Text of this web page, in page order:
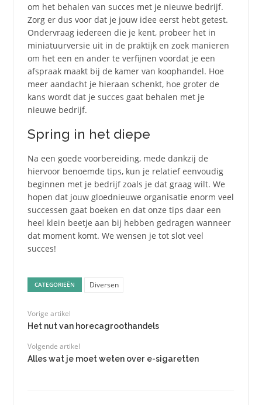
om het behalen van succes met je nieuwe bedrijf.
Zorg er dus voor dat je jouw idee eerst hebt getest.
Ondervraag iedereen die je kent, probeer het in
miniatuurversie uit in de praktijk en zoek manieren
om het een en ander te verfijnen voordat je een
afspraak maakt bij de kamer van koophandel. Hoe
meer aandacht je hieraan schenkt, hoe groter de
kans wordt dat je succes gaat behalen met je
nieuwe bedrijf.
Spring in het diepe
Na een goede voorbereiding, mede dankzij de
hiervoor benoemde tips, kun je relatief eenvoudig
beginnen met je bedrijf zoals je dat graag wilt. We
hopen dat jouw gloednieuwe organisatie enorm veel
successen gaat boeken en dat onze tips daar een
heel klein beetje aan bij hebben gedragen wanneer
dat moment komt. We wensen je tot slot veel
succes!
CATEGORIEËN Diversen
Vorige artikel
Het nut van horecagroothandels
Volgende artikel
Alles wat je moet weten over e-sigaretten